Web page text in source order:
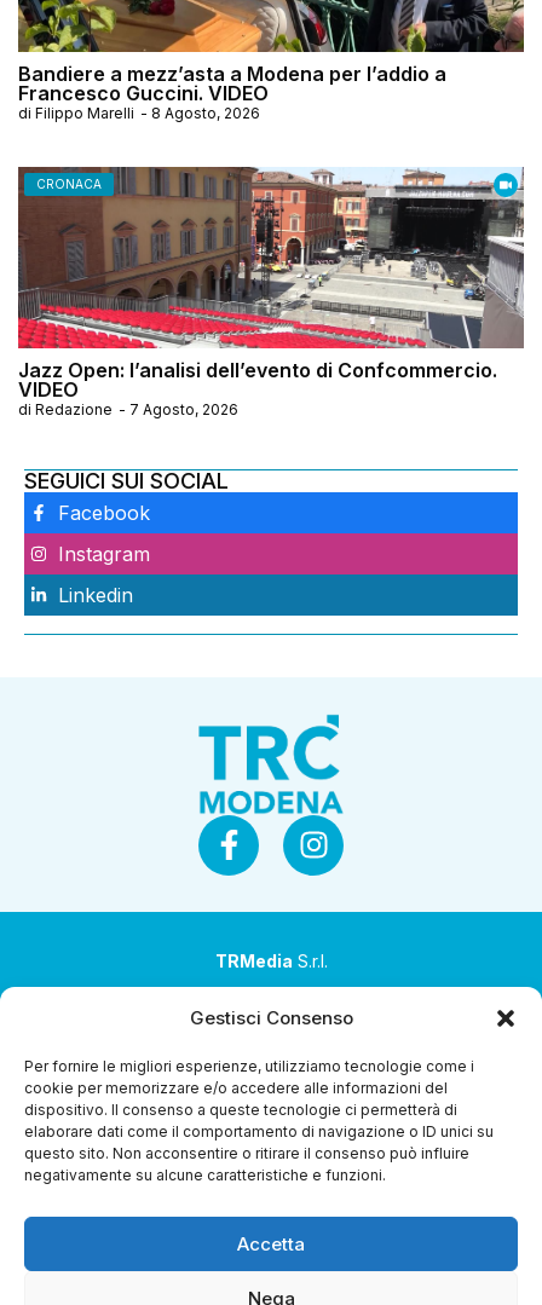
Gestisci Consenso
Per fornire le migliori esperienze, utilizziamo tecnologie come i
cookie per memorizzare e/o accedere alle informazioni del
dispositivo. Il consenso a queste tecnologie ci permetterà di
elaborare dati come il comportamento di navigazione o ID unici su
questo sito. Non acconsentire o ritirare il consenso può influire
negativamente su alcune caratteristiche e funzioni.
Accetta
Nega
Bandiere a mezz’asta a Modena per l’addio a
Francesco Guccini. VIDEO
di Filippo Marelli - 8 Agosto, 2026
CRONACA
Jazz Open: l’analisi dell’evento di Confcommercio.
VIDEO
di Redazione - 7 Agosto, 2026
SEGUICI SUI SOCIAL
Facebook
Instagram
Linkedin
TRMedia S.r.l.
coordinamento da parte di Coop Alleanza 3.0 Soc. Coop.
Sede legale: via Ragazzi del ’99 nr. 51 42124 Reggio Emilia
(RE)
P.Iva 00651840365
Home i Programmi Diretta Streaming Guida TV
Chi
Gerenza